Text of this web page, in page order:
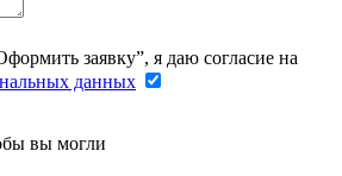
заявку”, я даю согласие на
данных
вы могли